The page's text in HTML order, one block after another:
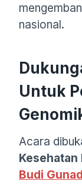
nasional.
Untuk
Acara
Kesehatan
Budi